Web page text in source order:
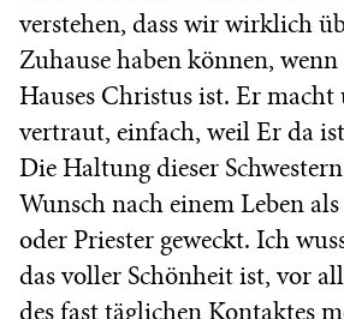
verstehen, dass wir wirklich
Zuhause haben können,
Hauses Christus ist. Er
vertraut, einfach, weil Er da
Die Haltung dieser
Wunsch nach einem Leben
oder Priester geweckt. Ich
das voller Schönheit ist, vor